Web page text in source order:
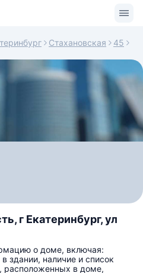
Стахановская 45
г Екатеринбург, ул
о доме, включая:
здании, наличие и список
расположенных в доме,